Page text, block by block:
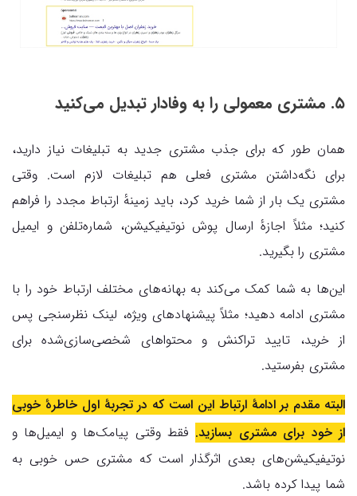
۵. مشتری معمولی را به وفادار تبدیل می‌کنید
همان طور که برای جذب مشتری جدید به تبلیغات نیاز دارید،
برای نگه‌داشتن مشتری فعلی هم تبلیغات لازم است. وقتی
مشتری یک بار از شما خرید کرد، باید زمینهٔ ارتباط مجدد را فراهم
کنید؛ مثلاً اجازهٔ ارسال پوش نوتیفیکیشن، شماره‌تلفن و ایمیل
مشتری را بگیرید.
این‌ها به شما کمک می‌کند به بهانه‌های مختلف ارتباط خود را با
مشتری ادامه دهید؛ مثلاً پیشنهادهای ویژه، لینک نظرسنجی پس
از خرید، تایید تراکنش و محتواهای شخصی‌سازی‌شده برای
مشتری بفرستید.
البته مقدم بر ادامهٔ ارتباط این است که در تجربهٔ اول خاطرهٔ خوبی
از خود برای مشتری بسازید. فقط وقتی پیامک‌ها و ایمیل‌ها و
نوتیفیکیشن‌های بعدی اثرگذار است که مشتری حس خوبی به
شما پیدا کرده باشد.